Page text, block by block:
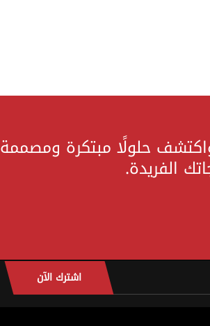
حلولًا مبتكرة ومصممة
الفريدة.
اشترك الآن